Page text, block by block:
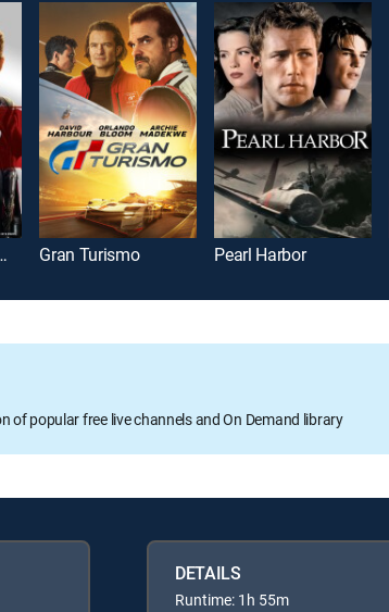
Wasp Gran Turismo Pearl Harbor
of popular free live channels and On Demand library
DETAILS
Runtime: 1h 55m